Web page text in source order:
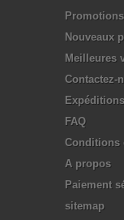
Promotions
Nouveaux
Meilleures
Contactez-
FAQ
Conditions
A propos
Paiement
sitemap